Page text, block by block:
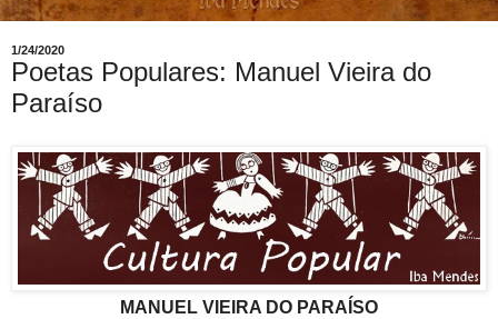
1/24/2020
Poetas Populares: Manuel Vieira do
Paraíso
MANUEL VIEIRA DO PARAÍSO